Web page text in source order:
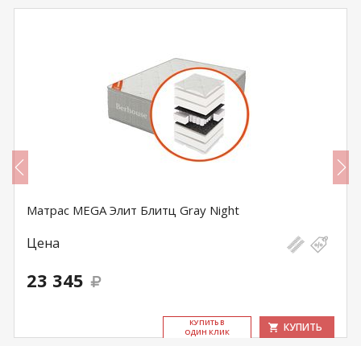
Матрас MEGA Элит Блитц Gray Night
Цена
23 345
КУ­ПИТЬ В
ОДИН КЛИК
КУПИТЬ